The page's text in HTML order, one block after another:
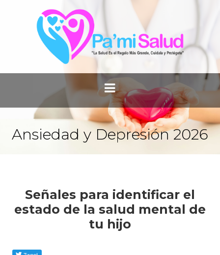
Ansiedad y Depresión 2026
Señales para identificar el
estado de la salud mental de
tu hijo